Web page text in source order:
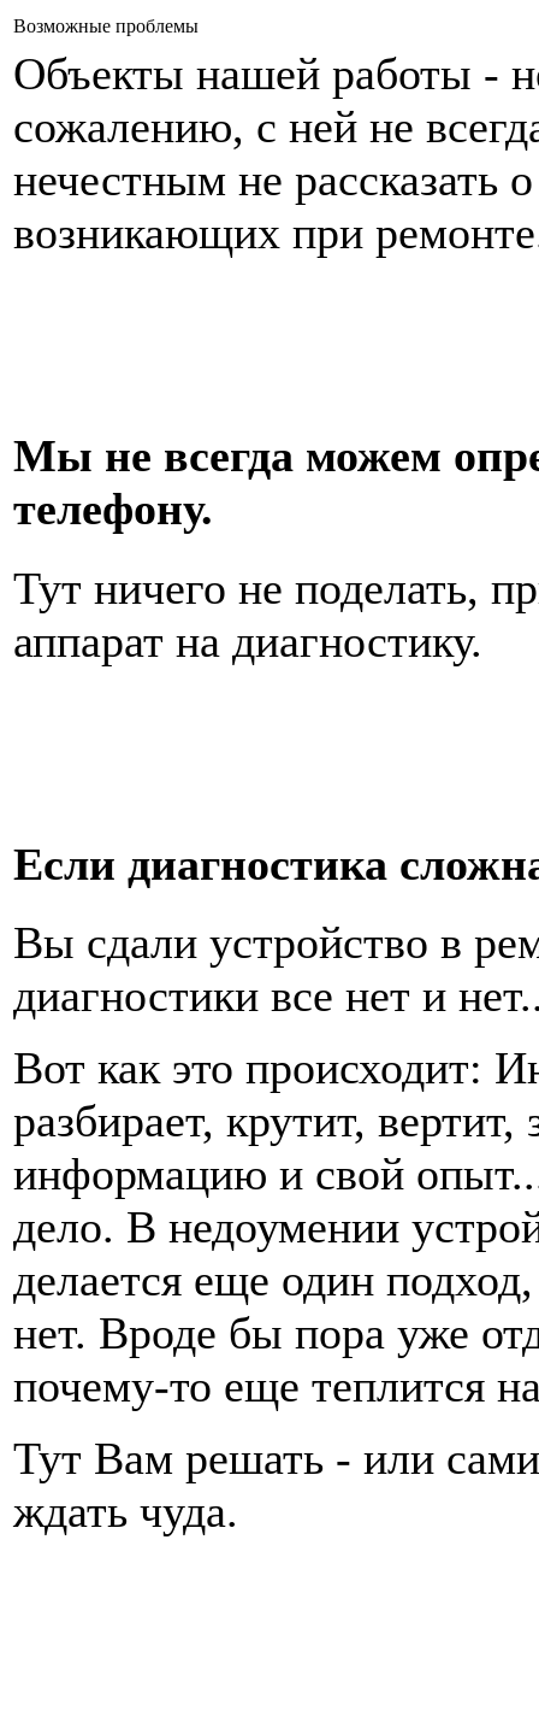
Возможные проблемы
Объекты нашей работы -
сожалению, с ней не
нечестным не рассказать
возникающих при
Мы не всегда можем
телефону.
Тут ничего не поделать,
аппарат на диагностику.
Если диагностика
Вы сдали устройство в
диагностики все нет и
Вот как это происходит:
разбирает, крутит,
информацию и свой
дело. В недоумении
делается еще один
нет. Вроде бы пора уже
почему-то еще теплится
Тут Вам решать - или
ждать чуда.